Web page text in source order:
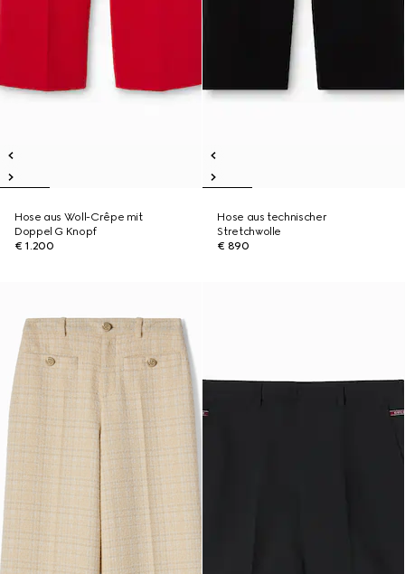
Hose aus Woll-Crêpe mit
Doppel G Knopf
€ 1.200
Hose aus technischer
Stretchwolle
€ 890